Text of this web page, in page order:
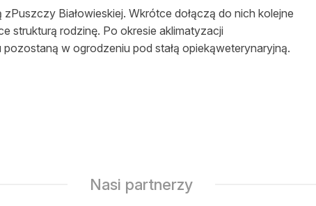
Białowieskiej. Wkrótce dołączą do nich kolejne
strukturą rodzinę. Po okresie aklimatyzacji
w ogrodzeniu pod stałą opiekąweterynaryjną.
Nasi partnerzy